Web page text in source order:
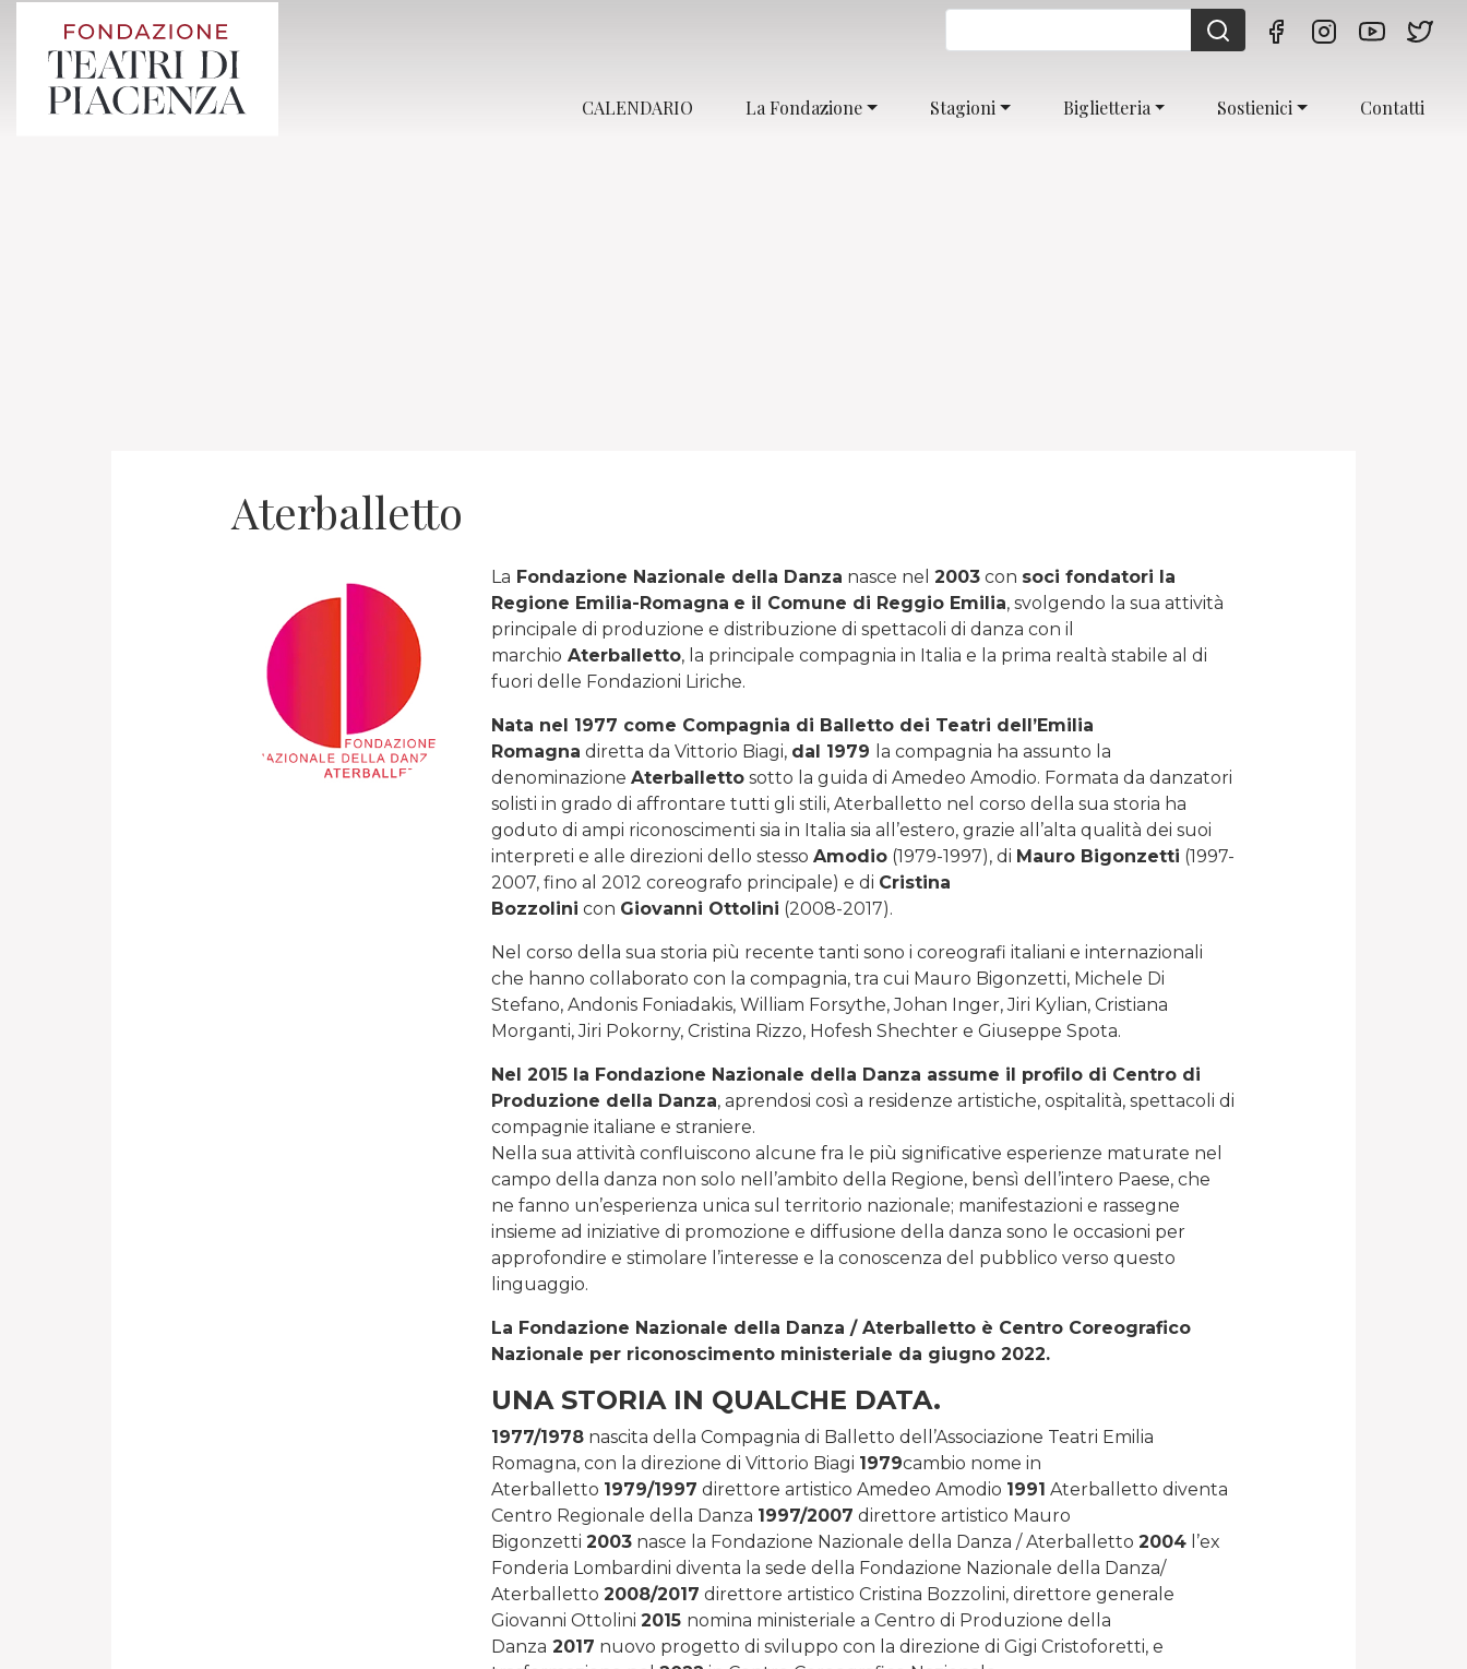
CALENDARIO La Fondazione Stagioni Biglietteria Sostienici Contatti
Aterballetto
La Fondazione Nazionale della Danza nasce nel 2003con soci fondatori la
Regione Emilia-Romagna e il Comune di Reggio Emilia, svolgendo la sua attività
principale di produzione e distribuzione di spettacoli di danza con il
marchio Aterballetto, la principale compagnia in Italia e la prima realtà stabile al di
fuori delle Fondazioni Liriche.
Nata nel 1977 come Compagnia di Balletto dei Teatri dell’Emilia
Romagna diretta da Vittorio Biagi, dal 1979 la compagnia ha assunto la
denominazione Aterballettosotto la guida di Amedeo Amodio. Formata da danzatori
solisti in grado di affrontare tutti gli stili, Aterballetto nel corso della sua storia ha
goduto di ampi riconoscimenti sia in Italia sia all’estero, grazie all’alta qualità dei suoi
interpreti e alle direzioni dello stesso Amodio(1979-1997), di Mauro Bigonzetti (1997-
2007, fino al 2012 coreografo principale) e di Cristina
Bozzolini con Giovanni Ottolini (2008-2017).
Nel corso della sua storia più recente tanti sono i coreografi italiani e internazionali
che hanno collaborato con la compagnia, tra cui Mauro Bigonzetti, Michele Di
Stefano, Andonis Foniadakis, William Forsythe, Johan Inger, Jiri Kylian, Cristiana
Morganti, Jiri Pokorny, Cristina Rizzo, Hofesh Shechter e Giuseppe Spota.
Nel 2015 la Fondazione Nazionale della Danza assume il profilo di Centro di
Produzione della Danza, aprendosi così a residenze artistiche, ospitalità, spettacoli di
compagnie italiane e straniere.
Nella sua attività confluiscono alcune fra le più significative esperienze maturate nel
campo della danza non solo nell’ambito della Regione, bensì dell’intero Paese, che
ne fanno un’esperienza unica sul territorio nazionale; manifestazioni e rassegne
insieme ad iniziative di promozione e diffusione della danza sono le occasioni per
approfondire e stimolare l’interesse e la conoscenza del pubblico verso questo
linguaggio.
La Fondazione Nazionale della Danza / Aterballetto è Centro Coreografico
Nazionale per riconoscimento ministeriale da giugno 2022.
UNA STORIA IN QUALCHE DATA.
1977/1978nascita della Compagnia di Balletto dell’Associazione Teatri Emilia
Romagna, con la direzione di Vittorio Biagi 1979cambio nome in
Aterballetto 1979/1997 direttore artistico Amedeo Amodio 1991 Aterballetto diventa
Centro Regionale della Danza 1997/2007 direttore artistico Mauro
Bigonzetti 2003nasce la Fondazione Nazionale della Danza / Aterballetto 2004l’ex
Fonderia Lombardini diventa la sede della Fondazione Nazionale della Danza/
Aterballetto 2008/2017 direttore artistico Cristina Bozzolini, direttore generale
Giovanni Ottolini 2015 nomina ministeriale a Centro di Produzione della
Danza 2017 nuovo progetto di sviluppo con la direzione di Gigi Cristoforetti, e